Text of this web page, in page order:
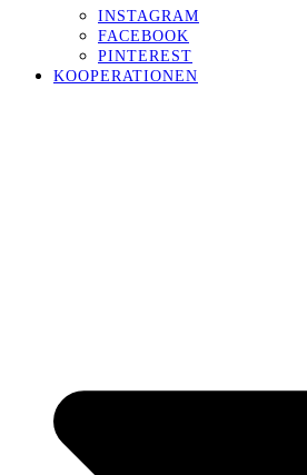
INSTAGRAM
FACEBOOK
PINTEREST
KOOPERATIONEN